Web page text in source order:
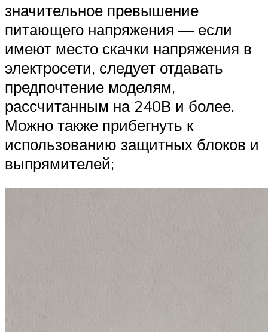
значительное превышение
питающего напряжения — если
имеют место скачки напряжения в
электросети, следует отдавать
предпочтение моделям,
рассчитанным на 240В и более.
Можно также прибегнуть к
использованию защитных блоков и
выпрямителей;